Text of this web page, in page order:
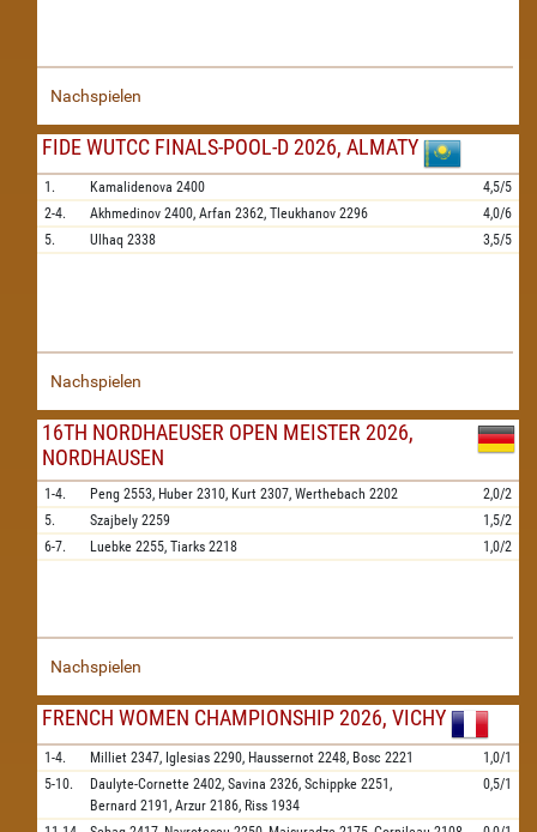
Nachspielen
FIDE WUTCC FINALS-POOL-D 2026, ALMATY
1. Kamalidenova 2400
4,5/5
2-4.
Akhmedinov 2400, Arfan 2362, Tleukhanov 2296
4,0/6
5.
Ulhaq 2338 3,5/5
Nachspielen
16TH NORDHAEUSER OPEN MEISTER 2026,
NORDHAUSEN
1-4. Peng 2553, Huber 2310, Kurt 2307, Werthebach 2202
2,0/2
5.
Szajbely 2259
1,5/2
6-7.
Luebke 2255, Tiarks 2218 1,0/2
Nachspielen
FRENCH WOMEN CHAMPIONSHIP 2026, VICHY
1-4. Milliet 2347, Iglesias 2290, Haussernot 2248, Bosc 2221
1,0/1
5-10.
Daulyte-Cornette 2402, Savina 2326, Schippke 2251,
Bernard 2191, Arzur 2186, Riss 1934
0,5/1